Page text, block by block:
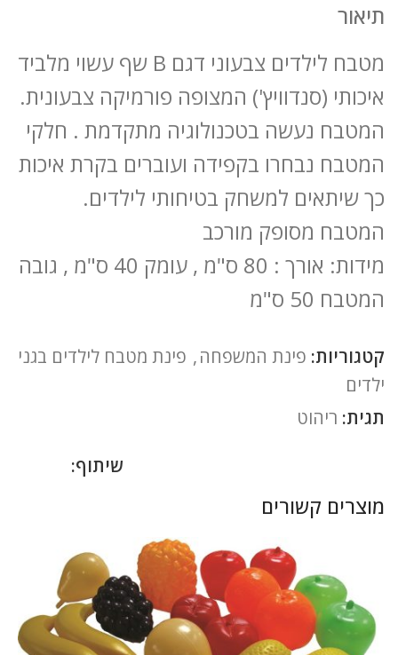
תיאור
מטבח לילדים צבעוני דגם B שף עשוי מלביד
איכותי (סנדוויץ') המצופה פורמיקה צבעונית.
המטבח נעשה בטכנולוגיה מתקדמת . חלקי
המטבח נבחרו בקפידה ועוברים בקרת איכות
כך שיתאים למשחק בטיחותי לילדים.
המטבח מסופק מורכב
מידות: אורך : 80 ס"מ , עומק 40 ס"מ , גובה
המטבח 50 ס"מ
קטגוריות: פינת המשפחה, פינת מטבח לילדים בגני
ילדים
תגית: ריהוט
שיתוף:
מוצרים קשורים